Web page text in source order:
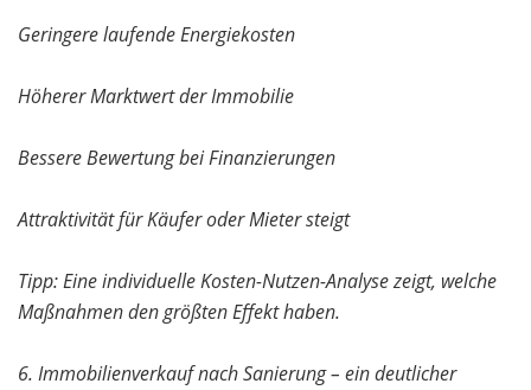
Geringere laufende Energiekosten
Höherer Marktwert der Immobilie
Bessere Bewertung bei Finanzierungen
Attraktivität für Käufer oder Mieter steigt
Tipp: Eine individuelle Kosten-Nutzen-Analyse zeigt, welche
Maßnahmen den größten Effekt haben.
6. Immobilienverkauf nach Sanierung – ein deutlicher